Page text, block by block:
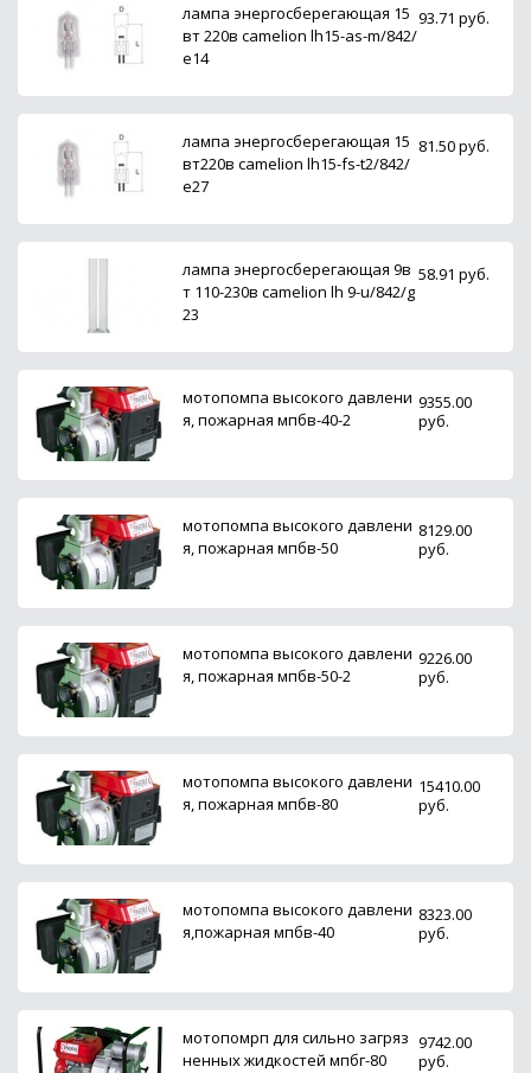
лампа энергосберегающая 15
вт 220в camelion lh15-as-m/842/
e14
93.71 руб.
лампа энергосберегающая 15
вт220в camelion lh15-fs-t2/842/
e27
81.50 руб.
лампа энергосберегающая 9в
т 110-230в camelion lh 9-u/842/g
23
58.91 руб.
мотопомпа высокого давлени
я, пожарная мпбв-40-2
9355.00
руб.
мотопомпа высокого давлени
я, пожарная мпбв-50
8129.00
руб.
мотопомпа высокого давлени
я, пожарная мпбв-50-2
9226.00
руб.
мотопомпа высокого давлени
я, пожарная мпбв-80
15410.00
руб.
мотопомпа высокого давлени
я,пожарная мпбв-40
8323.00
руб.
мотопомрп для сильно загряз
ненных жидкостей мпбг-80
9742.00
руб.